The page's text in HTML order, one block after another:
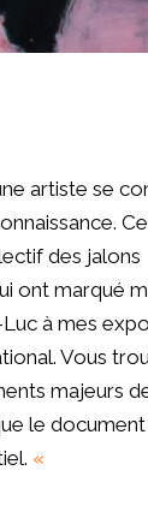
artiste se
des jalons
ont marqué
à mes
Vous
majeurs
le
«